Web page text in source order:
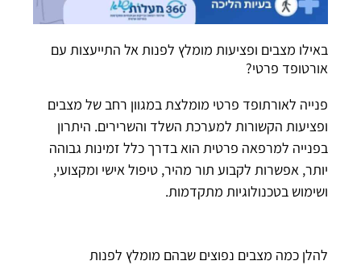
באילו מצבים ופציעות מומלץ לפנות אל התייעצות עם
אורטופד פרטי?
פנייה לאורתופד פרטי מומלצת במגוון רחב של מצבים
ופציעות הקשורות למערכת השלד והשרירים. היתרון
בפנייה למרפאה פרטית הוא בדרך כלל זמינות גבוהה
יותר, אפשרות לקבוע תור מהיר, טיפול אישי ומקצועי,
ושימוש בטכנולוגיות מתקדמות.
להלן כמה מצבים נפוצים שבהם מומלץ לפנות